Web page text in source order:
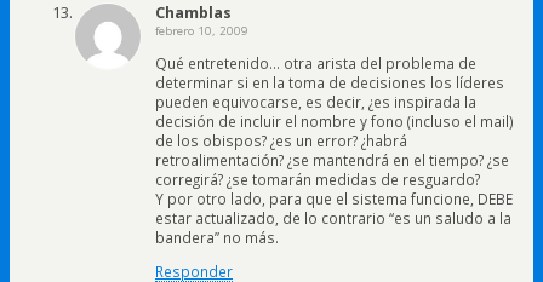
Chamblas
febrero 10, 2009
Qué entretenido… otra arista del problema de
determinar si en la toma de decisiones los líderes
pueden equivocarse, es decir, ¿es inspirada la
decisión de incluir el nombre y fono (incluso el mail)
de los obispos? ¿es un error? ¿habrá
retroalimentación? ¿se mantendrá en el tiempo? ¿se
corregirá? ¿se tomarán medidas de resguardo?
Y por otro lado, para que el sistema funcione, DEBE
estar actualizado, de lo contrario “es un saludo a la
bandera” no más.
Responder